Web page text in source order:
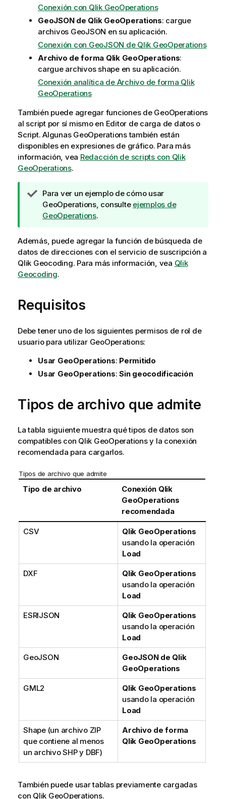
Conexión con Qlik GeoOperations
GeoJSON de Qlik GeoOperations: cargue
archivos GeoJSON en su aplicación.
Conexión con GeoJSON de Qlik GeoOperations
Archivo de forma Qlik GeoOperations:
cargue archivos shape en su aplicación.
Conexión analítica de Archivo de forma Qlik
GeoOperations
También puede agregar funciones de GeoOperations
al script por sí mismo en Editor de carga de datoso
Script. Algunas GeoOperationstambién están
disponibles en expresiones de gráfico. Para más
información, vea Redacción de scripts con Qlik
GeoOperations.
N
o
t
d
e
s
u
r
a
Para ver un ejemplo de cómo usar
GeoOperations, consulte ejemplos de
GeoOperations.
Además, puede agregar la función de búsqueda de
datos de direcciones con el servicio de suscripción a
Qlik Geocoding. Para más información, vea Qlik
Geocoding.
Requisitos
Debe tener uno de los siguientes permisos de rol de
usuario para utilizar GeoOperations:
Usar GeoOperations: Permitido
Usar GeoOperations: Sin geocodificación
Tipos de archivo que admite
La tabla siguiente muestra qué tipos de datos son
compatibles con Qlik GeoOperationsy la conexión
recomendada para cargarlos.
Tipos de archivo que admite
Tipo de archivo Conexión Qlik
GeoOperations
recomendada
CSV
Qlik GeoOperations
usando la operación
Load
DXF
Qlik GeoOperations
usando la operación
Load
ESRIJSON
Qlik GeoOperations
usando la operación
Load
GeoJSON
GeoJSON de Qlik
GeoOperations
GML2
Qlik GeoOperations
usando la operación
Load
Shape (un archivo ZIP
que contiene al menos
un archivo SHP y DBF)
Archivo de forma
Qlik GeoOperations
También puede usar tablas previamente cargadas
con Qlik GeoOperations.